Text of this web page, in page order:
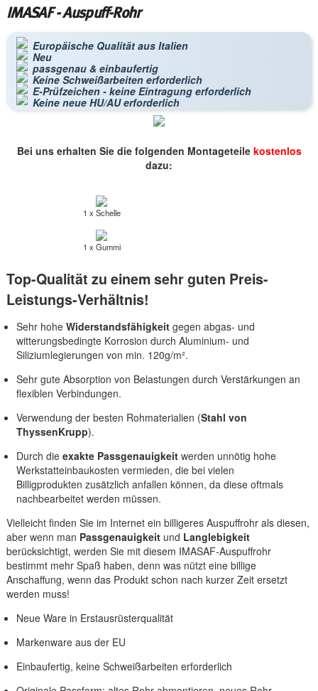
IMASAF - Auspuff-Rohr
Europäische Qualität aus Italien
Neu
passgenau & einbaufertig
Keine Schweißarbeiten erforderlich
E-Prüfzeichen - keine Eintragung erforderlich
Keine neue HU/AU erforderlich
Bei uns erhalten Sie die folgenden Montageteile kostenlos
dazu:
1 x Schelle
1 x Gummi
Top-Qualität zu einem sehr guten Preis-
Leistungs-Verhältnis!
Sehr hohe Widerstandsfähigkeit gegen abgas- und
witterungsbedingte Korrosion durch Aluminium- und
Siliziumlegierungen von min. 120g/m².
Sehr gute Absorption von Belastungen durch Verstärkungen an
flexiblen Verbindungen.
Verwendung der besten Rohmaterialien (Stahl von
ThyssenKrupp).
Durch dieexakte Passgenauigkeitwerden unnötig hohe
Werkstatteinbaukosten vermieden, die bei vielen
Billigprodukten zusätzlich anfallen können, da diese oftmals
nachbearbeitet werden müssen.
Vielleicht finden Sie im Internet ein billigeres Auspuffrohr als diesen,
aber wenn man Passgenauigkeit und Langlebigkeit
berücksichtigt, werden Sie mit diesem IMASAF-Auspuffrohr
bestimmt mehr Spaß haben, denn was nützt eine billige
Anschaffung, wenn das Produkt schon nach kurzer Zeit ersetzt
werden muss!
Neue Ware in Erstausrüsterqualität
Markenware aus der EU
Einbaufertig, keine Schweißarbeiten erforderlich